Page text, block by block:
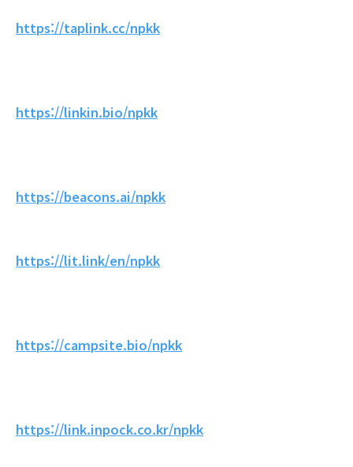
https://taplink.cc/npkk
https://linkin.bio/npkk
https://beacons.ai/npkk
https://lit.link/en/npkk
https://campsite.bio/npkk
https://link.inpock.co.kr/npkk